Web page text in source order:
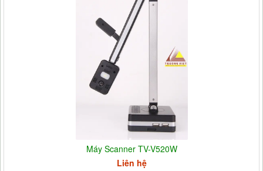
Máy Scanner TV-V520W
Liên hệ